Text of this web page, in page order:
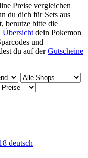
Preise vergleichen
du dich für Sets aus
benutze bitte die
Übersicht dein Pokemon
und
du auf derGutscheine
deutsch